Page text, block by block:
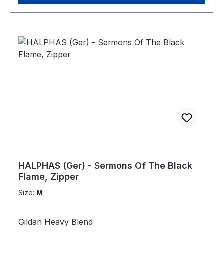
HALPHAS (Ger) - Sermons Of The Black
Flame, Zipper
Size: M
Gildan Heavy Blend